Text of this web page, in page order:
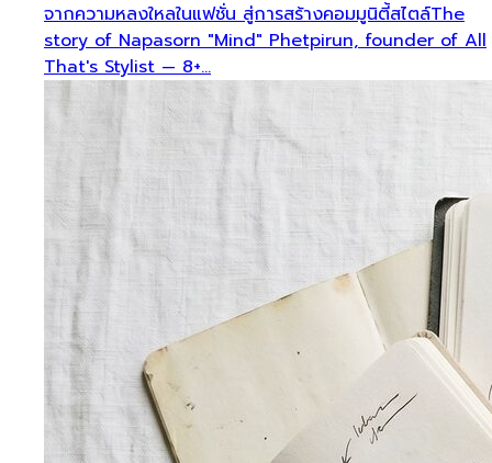
จากความหลงใหลในแฟชั่น สู่การสร้างคอมมูนิตี้สไตล์The
story of Napasorn "Mind" Phetpirun, founder of All
That's Stylist — 8+…